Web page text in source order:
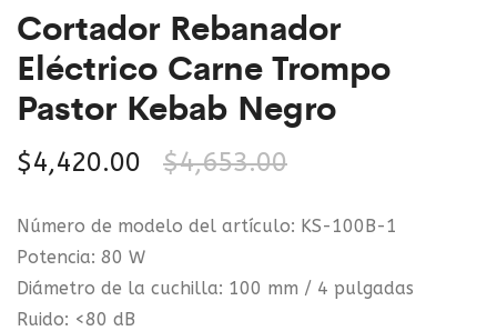
Cortador Rebanador
Eléctrico Carne Trompo
Pastor Kebab Negro
$4,653.00
$4,420.00
Número de modelo del artículo: KS-100B-1
Potencia: 80 W
Diámetro de la cuchilla: 100 mm / 4 pulgadas
Ruido: <80 dB